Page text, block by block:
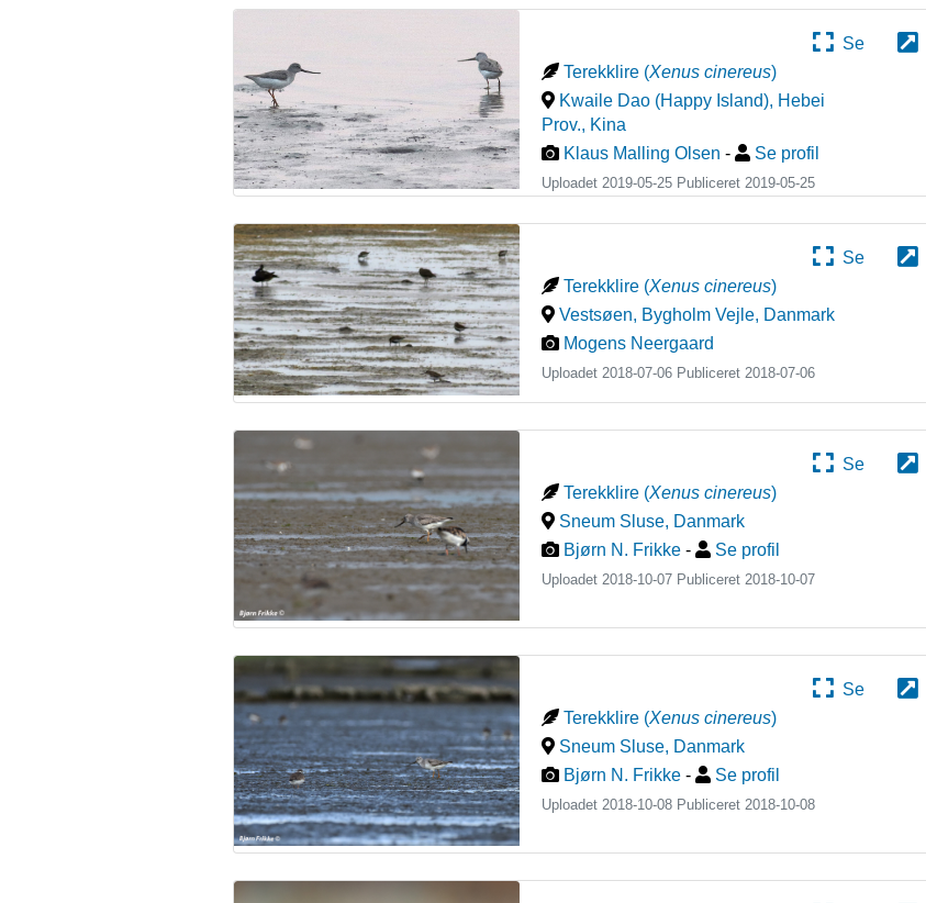
Se
Terekklire (Xenus cinereus)
Kwaile Dao (Happy Island), Hebei
Prov., Kina
Klaus Malling Olsen - Se profil
Uploadet 2019-05-25 Publiceret2019-05-25
Se
Terekklire (Xenus cinereus)
Vestsøen, Bygholm Vejle, Danmark
Mogens Neergaard
Uploadet 2018-07-06 Publiceret 2018-07-06
Se
Terekklire (Xenus cinereus)
Sneum Sluse, Danmark
Bjørn N. Frikke - Se profil
Uploadet 2018-10-07 Publiceret 2018-10-07
Se
Terekklire (Xenus cinereus)
Sneum Sluse, Danmark
Bjørn N. Frikke - Se profil
Uploadet 2018-10-08 Publiceret 2018-10-08